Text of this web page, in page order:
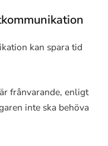
kan spara tid
frånvarande, enligt
inte ska behöva